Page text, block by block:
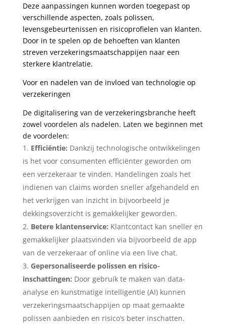
Deze aanpassingen kunnen worden toegepast op
verschillende aspecten, zoals polissen,
levensgebeurtenissen en risicoprofielen van klanten.
Door in te spelen op de behoeften van klanten
streven verzekeringsmaatschappijen naar een
sterkere klantrelatie.
Voor en nadelen van de invloed van technologie op
verzekeringen
De digitalisering van de verzekeringsbranche heeft
zowel voordelen als nadelen. Laten we beginnen met
de voordelen:
Efficiëntie: Dankzij technologische ontwikkelingen
is het voor consumenten efficiënter geworden om
een verzekeraar te vinden. Handelingen zoals het
indienen van claims worden sneller afgehandeld en
het verkrijgen van inzicht in bijvoorbeeld je
dekkingsoverzicht is gemakkelijker geworden.
Betere klantenservice: Klantcontact kan sneller en
gemakkelijker plaatsvinden via bijvoorbeeld de app
van de verzekeraar of online via een live chat.
Gepersonaliseerde polissen en risico-
inschattingen: Door gebruik te maken van data-
analyse en kunstmatige intelligentie (AI) kunnen
verzekeringsmaatschappijen op maat gemaakte
polissen aanbieden en risico’s beter inschatten.